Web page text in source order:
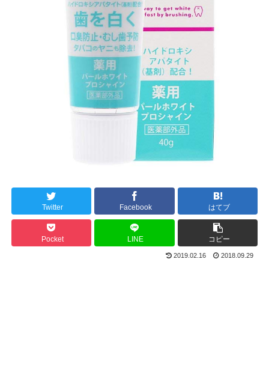
Twitter Facebook はてブ
Pocket LINE コピー
2019.02.16 2018.09.29